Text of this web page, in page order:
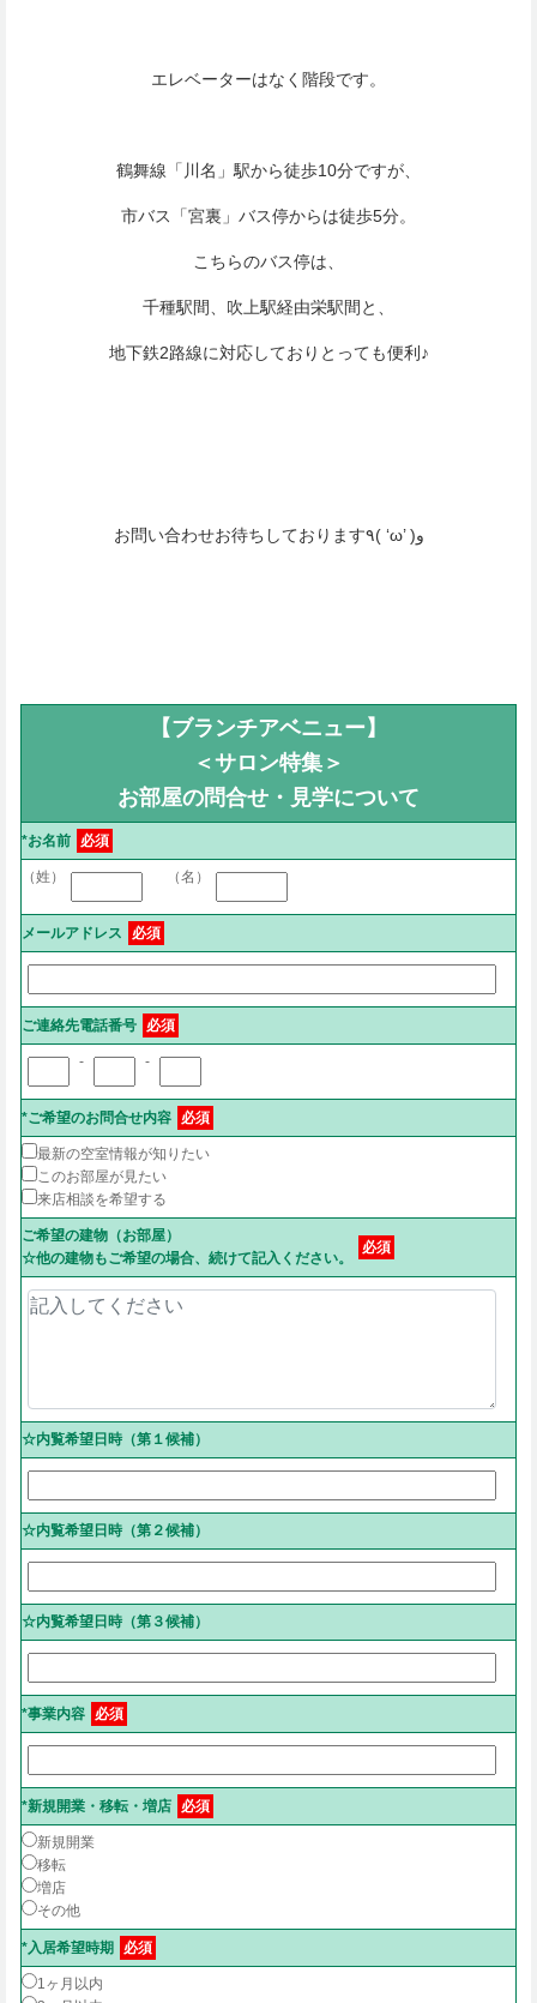
エレベーターはなく階段です。
鶴舞線「川名」駅から徒歩10分ですが、
市バス「宮裏」バス停からは徒歩5分。
こちらのバス停は、
千種駅間、吹上駅経由栄駅間と、
地下鉄2路線に対応しておりとっても便利♪
お問い合わせお待ちしております٩( ‘ω’ )و
【ブランチアベニュー】
＜サロン特集＞
お部屋の問合せ・見学について
*お名前 必須
（姓） （名）
メールアドレス 必須
ご連絡先電話番号 必須
- -
*ご希望のお問合せ内容 必須
最新の空室情報が知りたい
このお部屋が見たい
来店相談を希望する
ご希望の建物（お部屋）
☆他の建物もご希望の場合、続けて記入ください。
必須
☆内覧希望日時（第１候補）
☆内覧希望日時（第２候補）
☆内覧希望日時（第３候補）
*事業内容 必須
*新規開業・移転・増店 必須
新規開業
移転
増店
その他
*入居希望時期 必須
1ヶ月以内